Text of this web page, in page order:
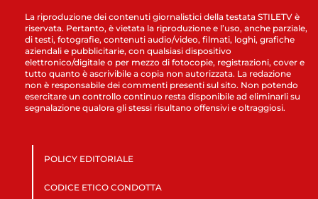
La riproduzione dei contenuti giornalistici della testata STILETV è
riservata. Pertanto, è vietata la riproduzione e l’uso, anche parziale,
di testi, fotografie, contenuti audio/video, filmati, loghi, grafiche
aziendali e pubblicitarie, con qualsiasi dispositivo
elettronico/digitale o per mezzo di fotocopie, registrazioni, cover e
tutto quanto è ascrivibile a copia non autorizzata. La redazione
non è responsabile dei commenti presenti sul sito. Non potendo
esercitare un controllo continuo resta disponibile ad eliminarli su
segnalazione qualora gli stessi risultano offensivi e oltraggiosi.
POLICY EDITORIALE
CODICE ETICO CONDOTTA